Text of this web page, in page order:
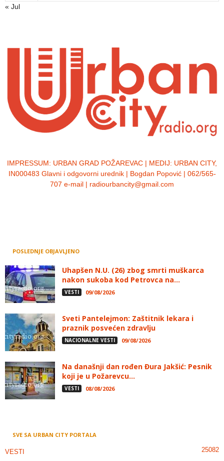
« Jul
IMPRESSUM: URBAN GRAD POŽAREVAC | MEDIJ: URBAN CITY,
IN000483 Glavni i odgovorni urednik | Bogdan Popović | 062/565-
707 e-mail | radiourbancity@gmail.com
POSLEDNJE OBJAVLJENO
Uhapšen N.U. (26) zbog smrti muškarca
nakon sukoba kod Petrovca na...
VESTI 09/08/2026
Sveti Pantelejmon: Zaštitnik lekara i
praznik posvećen zdravlju
NACIONALNE VESTI 09/08/2026
Na današnji dan rođen Đura Jakšić: Pesnik
koji je u Požarevcu...
VESTI 08/08/2026
SVE SA URBAN CITY PORTALA
VESTI 25082